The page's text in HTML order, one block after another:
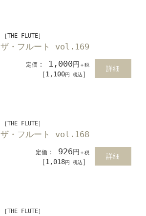
［THE FLUTE］
ザ・フルート vol.169
定価 ： 1,000円 ＋税
［1,100円 税込 ］
詳細
［THE FLUTE］
ザ・フルート vol.168
定価 ： 926円 ＋税
［1,018円 税込 ］
詳細
［THE FLUTE］